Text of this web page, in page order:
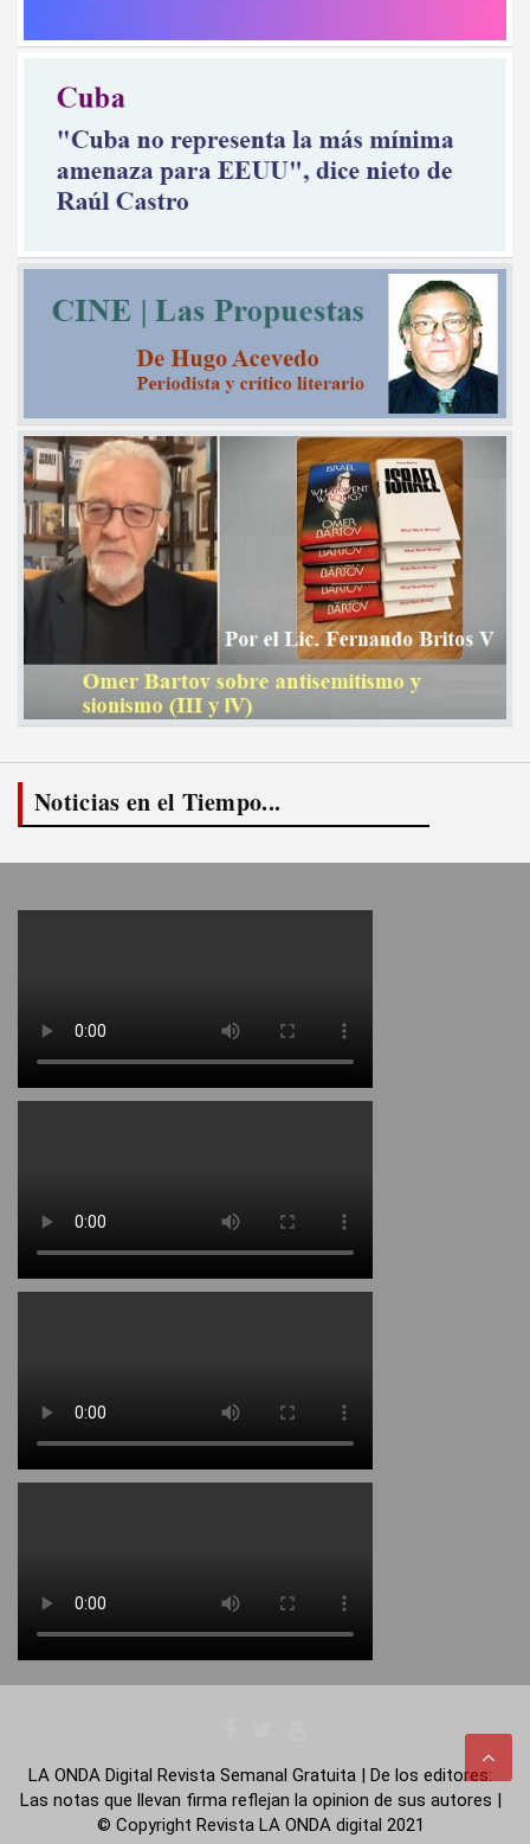
Noticias en el Tiempo...
LA ONDA Digital Revista Semanal Gratuita | De los editores:
Las notas que llevan firma reflejan la opinion de sus autores |
© Copyright Revista LA ONDA digital 2021